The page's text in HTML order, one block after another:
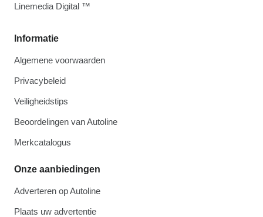
Informatie
Algemene voorwaarden
Privacybeleid
Veiligheidstips
Beoordelingen van Autoline
Merkcatalogus
Onze aanbiedingen
Adverteren op Autoline
Plaats uw advertentie
Linemedia Digital ™